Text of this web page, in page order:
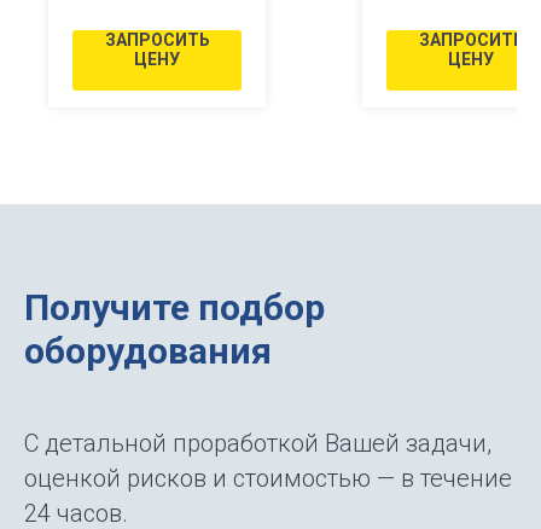
увеличенным
и валами для
этикетки до 230 мм.
Например: канистры,
бутылки и банки
ЗАПРОСИТЬ
ЦЕНУ
ЗАПРОСИТЬ
ЦЕНУ
Получите подбор
оборудования
С детальной проработкой Вашей задачи,
оценкой рисков и стоимостью — в течение
24 часов.